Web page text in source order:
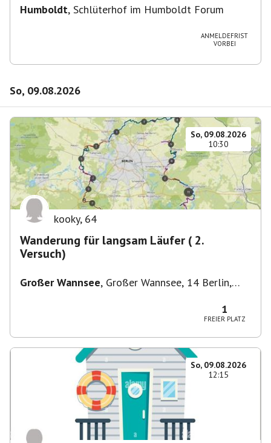
Humboldt, Schlüterhof im Humboldt Forum
ANMELDEFRIST
VORBEI
So, 09.08.2026
So, 09.08.2026
10:30
kooky, 64
Wanderung für langsam Läufer ( 2.
Versuch)
Großer Wannsee, Großer Wannsee, 14 Berlin,
1
FREIER PLATZ
So, 09.08.2026
12:15